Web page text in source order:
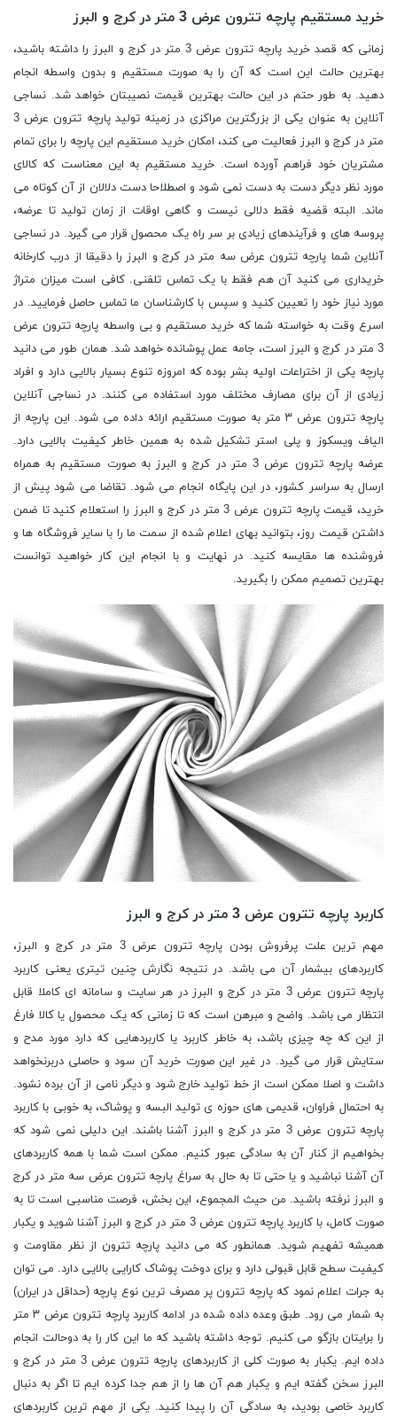
خرید مستقیم پارچه تترون عرض 3 متر در کرج و البرز
زمانی که قصد خرید پارچه تترون عرض 3 متر در کرج و البرز را داشته باشید،
بهترین حالت این است که آن را به صورت مستقیم و بدون واسطه انجام
دهید. به طور حتم در این حالت بهترین قیمت نصیبتان خواهد شد. نساجی
آنلاین به عنوان یکی از بزرگترین مراکزی در زمینه تولید پارچه تترون عرض 3
متر در کرج و البرز فعالیت می کند، امکان خرید مستقیم این پارچه را برای تمام
مشتریان خود فراهم آورده است. خرید مستقیم به این معناست که کالای
مورد نظر دیگر دست به دست نمی شود و اصطلاحا دست دلالان از آن کوتاه می
ماند. البته قضیه فقط دلالی نیست و گاهی اوقات از زمان تولید تا عرضه،
پروسه های و فرآیندهای زیادی بر سر راه یک محصول قرار می گیرد. در نساجی
آنلاین شما پارچه تترون عرض سه متر در کرج و البرز را دقیقا از درب کارخانه
خریداری می کنید آن هم فقط با یک تماس تلفنی. کافی است میزان متراژ
مورد نیاز خود را تعیین کنید و سپس با کارشناسان ما تماس حاصل فرمایید. در
اسرع وقت به خواسته شما که خرید مستقیم و بی واسطه پارچه تترون عرض
3 متر در کرج و البرز است، جامه عمل پوشانده خواهد شد. همان طور می دانید
پارچه یکی از اختراعات اولیه بشر بوده که امروزه تنوع بسیار بالایی دارد و افراد
زیادی از آن برای مصارف مختلف مورد استفاده می کنند. در نساجی آنلاین
پارچه تترون عرض ۳ متر به صورت مستقیم ارائه داده می شود. این پارچه از
الیاف ویسکوز و پلی استر تشکیل شده به همین خاطر کیفیت بالایی دارد.
عرضه پارچه تترون عرض 3 متر در کرج و البرز به صورت مستقیم به همراه
ارسال به سراسر کشور، در این پایگاه انجام می شود. تقاضا می شود پیش از
خرید، قیمت پارچه تترون عرض 3 متر در کرج و البرز را استعلام کنید تا ضمن
داشتن قیمت روز، بتوانید بهای اعلام شده از سمت ما را با سایر فروشگاه ها و
فروشنده ها مقایسه کنید. در نهایت و با انجام این کار خواهید توانست
بهترین تصمیم ممکن را بگیرید.
کاربرد پارچه تترون عرض 3 متر در کرج و البرز
مهم ترین علت پرفروش بودن پارچه تترون عرض 3 متر در کرج و البرز،
کاربردهای بیشمار آن می باشد. در نتیجه نگارش چنین تیتری یعنی کاربرد
پارچه تترون عرض 3 متر در کرج و البرز در هر سایت و سامانه ای کاملا قابل
انتظار می باشد. واضح و مبرهن است که تا زمانی که یک محصول یا کالا فارغ
از این که چه چیزی باشد، به خاطر کاربرد یا کاربردهایی که دارد مورد مدح و
ستایش قرار می گیرد. در غیر این صورت خرید آن سود و حاصلی دربرنخواهد
داشت و اصلا ممکن است از خط تولید خارج شود و دیگر نامی از آن برده نشود.
به احتمال فراوان، قدیمی های حوزه ی تولید البسه و پوشاک، به خوبی با کاربرد
پارچه تترون عرض 3 متر در کرج و البرز آشنا باشند. این دلیلی نمی شود که
بخواهیم از کنار آن به سادگی عبور کنیم. ممکن است شما با همه کاربردهای
آن آشنا نباشید و یا حتی تا به حال به سراغ پارچه تترون عرض سه متر در کرج
و البرز نرفته باشید. من حیث المجموع، این بخش، فرصت مناسبی است تا به
صورت کامل، با کاربرد پارچه تترون عرض 3 متر در کرج و البرز آشنا شوید و یکبار
همیشه تفهیم شوید. همانطور که می دانید پارچه تترون از نظر مقاومت و
کیفیت سطح قابل قبولی دارد و برای دوخت پوشاک کارایی بالایی دارد. می توان
به جرات اعلام نمود که پارچه تترون پر مصرف ترین نوع پارچه (حداقل در ایران)
به شمار می رود. طبق وعده داده شده در ادامه کاربرد پارچه تترون عرض ۳ متر
را برایتان بازگو می کنیم. توجه داشته باشید که ما این کار را به دوحالت انجام
داده ایم. یکبار به صورت کلی از کاربردهای پارچه تترون عرض 3 متر در کرج و
البرز سخن گفته ایم و یکبار هم آن ها را از هم جدا کرده ایم تا اگر به دنبال
کاربرد خاصی بودید، به سادگی آن را پیدا کنید. یکی از مهم ترین کاربردهای